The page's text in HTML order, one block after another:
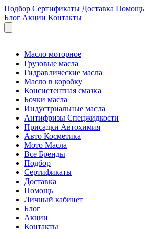
Подбор Сертификаты Доставка Помощь
Блог Акции Контакты
Масло моторное
Грузовые масла
Гидравлические масла
Масло в коробку
Консистентная смазка
Бочки масла
Индустриальные масла
Антифризы Спецжидкости
Присадки Автохимия
Авто Косметика
Мото Масла
Все Бренды
Подбор
Сертификаты
Доставка
Помощь
Личный кабинет
Блог
Акции
Контакты